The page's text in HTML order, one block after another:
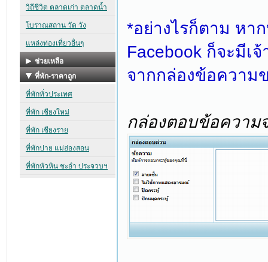
*อย่างไรก็ตาม หา
Facebook ก็จะมีเ
จากกล่องข้อความ
กล่องตอบข้อความ